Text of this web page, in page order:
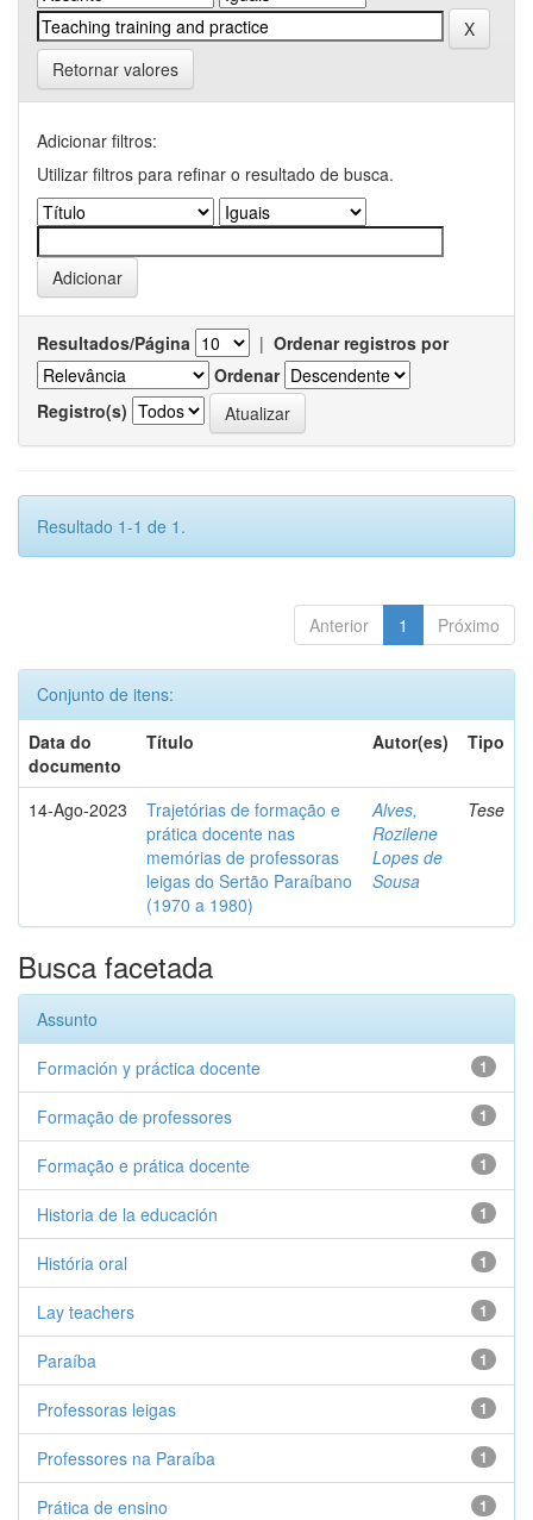
Retornar valores
Adicionar filtros:
Utilizar filtros para refinar o resultado de busca.
Resultados/Página | Ordenar registros por
Ordenar
Registro(s)
Resultado 1-1 de 1.
Anterior 1 Próximo
Conjunto de itens:
Data do
documento
Título Autor(es) Tipo
14-Ago-2023
Trajetórias de formação e
prática docente nas
memórias de professoras
leigas do Sertão Paraíbano
(1970 a 1980)
Alves,
Rozilene
Lopes de
Sousa
Tese
Busca facetada
Assunto
1
Formación y práctica docente
1
Formação de professores
1
Formação e prática docente
1
Historia de la educación
1
História oral
1
Lay teachers
1
Paraíba
1
Professoras leigas
1
Professores na Paraíba
1
Prática de ensino